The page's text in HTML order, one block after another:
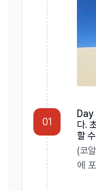
01
Day
다.
할
(코
에